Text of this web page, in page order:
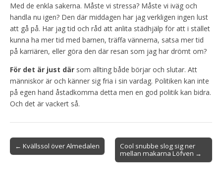
Med de enkla sakerna. Måste vi stressa? Måste vi iväg och
handla nu igen? Den där middagen har jag verkligen ingen lust
att gå på. Har jag tid och råd att anlita städhjälp för att i stället
kunna ha mer tid med barnen, träffa vännerna, satsa mer tid
på karriären, eller göra den där resan som jag har drömt om?
För det är just där som allting både börjar och slutar. Att
människor är och känner sig fria i sin vardag. Politiken kan inte
på egen hand åstadkomma detta men en god politik kan bidra.
Och det är vackert så.
Post
navigation
← Kvällssol över Almedalen
Cool snubbe slog sig ner
mellan makarna Löfven →